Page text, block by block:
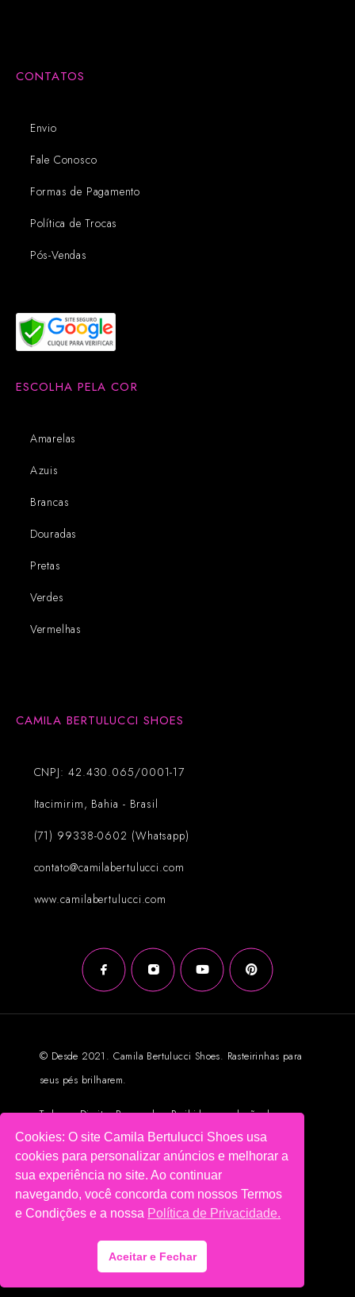
CONTATOS
Envio
Fale Conosco
Formas de Pagamento
Política de Trocas
Pós-Vendas
ESCOLHA PELA COR
Amarelas
Azuis
Brancas
Douradas
Pretas
Verdes
Vermelhas
CAMILA BERTULUCCI SHOES
CNPJ: 42.430.065/0001-17
Itacimirim, Bahia - Brasil
(71) 99338-0602 (Whatsapp)
contato@camilabertulucci.com
www.camilabertulucci.com
© Desde 2021. Camila Bertulucci Shoes. Rasteirinhas para
seus pés brilharem.
Todos os Direitos Reservados. Proibida reprodução das
imagens sem autorização prévia.
Loja Virtual criada por Intuitbox.com
Cookies: O site Camila Bertulucci Shoes usa
cookies para personalizar anúncios e melhorar a
sua experiência no site. Ao continuar
navegando, você concorda com nossos Termos
e Condições e a nossa Política de Privacidade.
Aceitar e Fechar